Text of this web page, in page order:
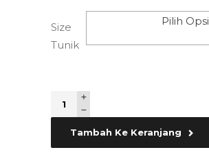
Size
Tunik
Pilih Opsi
Quantity
Tambah Ke Keranjang